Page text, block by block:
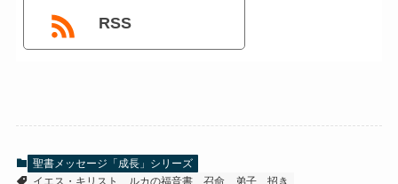
RSS
聖書メッセージ「成長」シリーズ